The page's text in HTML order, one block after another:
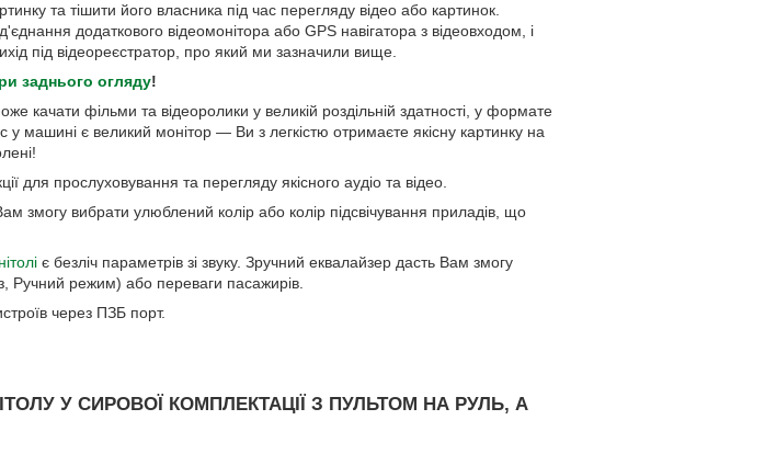
та тішити його власника під час перегляду відео або картинок.
додаткового відеомонітора або GPS навігатора з відеовходом, і
під відеореєстратор, про який ми зазначили вище.
заднього огляду!
качати фільми та відеоролики у великій роздільній здатності, у формате
машині є великий монітор — Ви з легкістю отримаєте якісну картинку на
для прослуховування та перегляду якісного аудіо та відео.
змогу вибрати улюблений колір або колір підсвічування приладів, що
є безліч параметрів зі звуку. Зручний еквалайзер дасть Вам змогу
Ручний режим) або переваги пасажирів.
через ПЗБ порт.
У СИРОВОЇ КОМПЛЕКТАЦІЇ З ПУЛЬТОМ НА РУЛЬ, А